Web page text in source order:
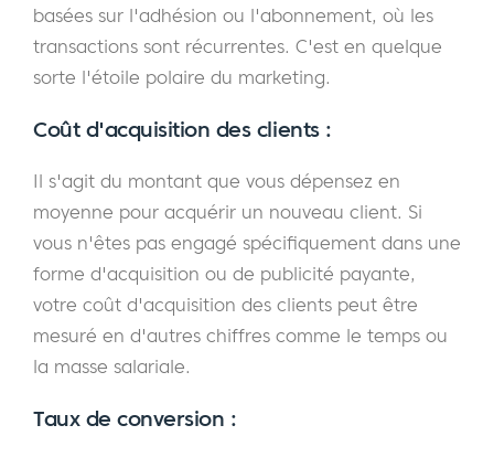
basées sur l'adhésion ou l'abonnement, où les
transactions sont récurrentes. C'est en quelque
sorte l'étoile polaire du marketing.
Coût d'acquisition des clients :
Il s'agit du montant que vous dépensez en
moyenne pour acquérir un nouveau client. Si
vous n'êtes pas engagé spécifiquement dans une
forme d'acquisition ou de publicité payante,
votre coût d'acquisition des clients peut être
mesuré en d'autres chiffres comme le temps ou
la masse salariale.
Taux de conversion :